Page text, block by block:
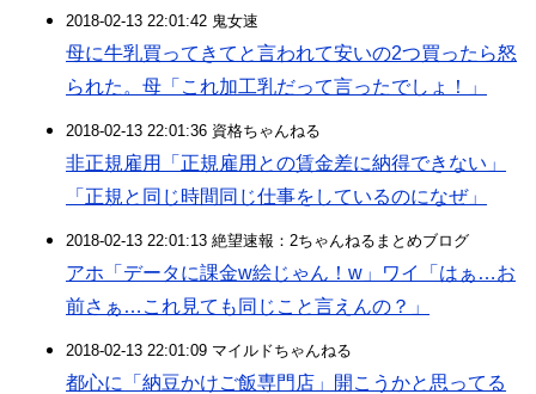
2018-02-13 22:01:42 鬼女速
母に牛乳買ってきてと言われて安いの2つ買ったら怒
られた。母「これ加工乳だって言ったでしょ！」
2018-02-13 22:01:36 資格ちゃんねる
非正規雇用「正規雇用との賃金差に納得できない」
「正規と同じ時間同じ仕事をしているのになぜ」
2018-02-13 22:01:13 絶望速報：2ちゃんねるまとめブログ
アホ「データに課金w絵じゃん！w」ワイ「はぁ…お
前さぁ…これ見ても同じこと言えんの？」
2018-02-13 22:01:09 マイルドちゃんねる
都心に「納豆かけご飯専門店」開こうかと思ってる